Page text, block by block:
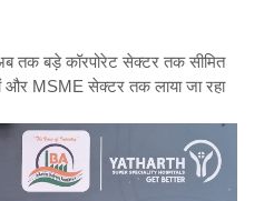
तक बड़े कॉरपोरेट सेक्टर तक सीमित
और MSME सेक्टर तक लाया जा रहा